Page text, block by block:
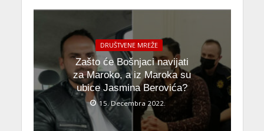
DRUŠTVENE MREŽE
Zašto će Bošnjaci navijati
za Maroko, a iz Maroka su
ubice Jasmina Berovića?
15. Decembra 2022.